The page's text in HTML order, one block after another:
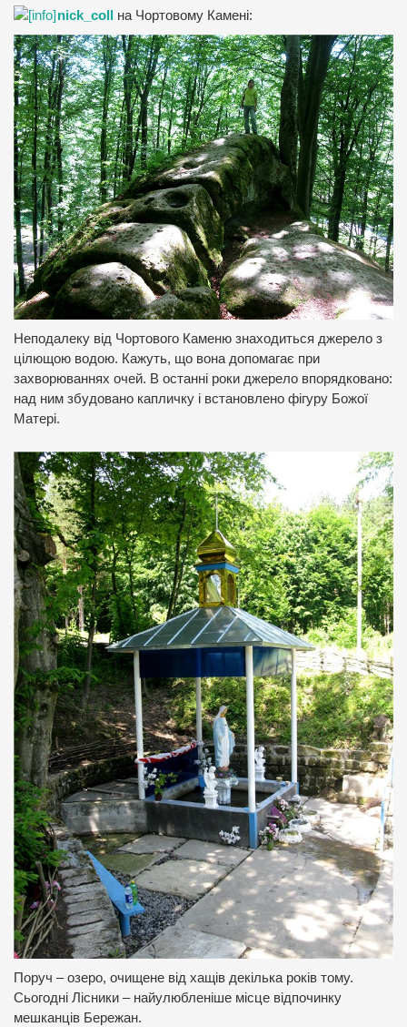
nick_coll на Чортовому Камені:
Неподалеку від Чортового Каменю знаходиться джерело з
цілющою водою. Кажуть, що вона допомагає при
захворюваннях очей. В останні роки джерело впорядковано:
над ним збудовано капличку і встановлено фігуру Божої
Матері.
Поруч – озеро, очищене від хащів декілька років тому.
Сьогодні Лісники – найулюбленіше місце відпочинку
мешканців Бережан.